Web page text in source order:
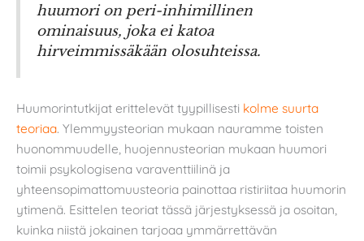
huumori on peri-inhimillinen
ominaisuus, joka ei katoa
hirveimmissäkään olosuhteissa.
Huumorintutkijat erittelevät tyypillisesti kolme suurta
teoriaa. Ylemmyysteorian mukaan nauramme toisten
huonommuudelle, huojennusteorian mukaan huumori
toimii psykologisena varaventtiilinä ja
yhteensopimattomuusteoria painottaa ristiriitaa huumorin
ytimenä. Esittelen teoriat tässä järjestyksessä ja osoitan,
kuinka niistä jokainen tarjoaa ymmärrettävän